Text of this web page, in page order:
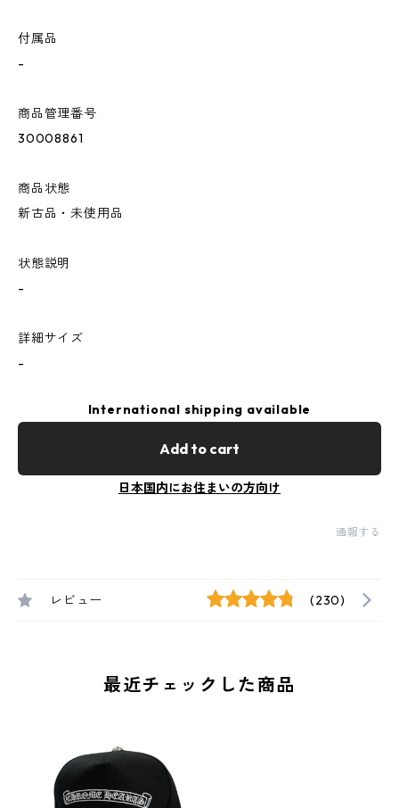
付属品
-
商品管理番号
30008861
商品状態
新古品・未使用品
状態説明
-
詳細サイズ
-
International shipping available
Add to cart
日本国内にお住まいの方向け
通報する
レビュー (230)
最近チェックした商品